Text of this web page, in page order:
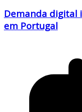
Demanda digital
em Portugal